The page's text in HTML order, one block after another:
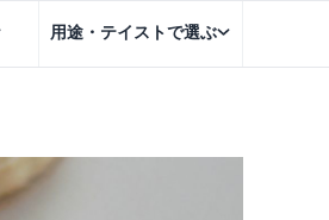
用途・テイストで選ぶ